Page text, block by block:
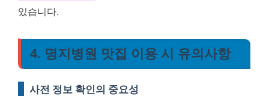
있습니다.
4. 명지병원 맛집 이용 시 유의사항
사전 정보 확인의 중요성